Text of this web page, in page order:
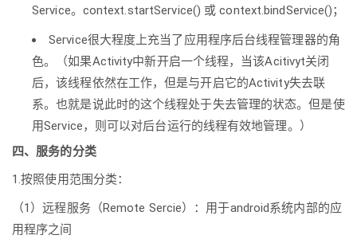
Service。context.startService() 或 context.bindService()；
Service很大程度上充当了应用程序后台线程管理器的角
色。（如果Activity中新开启一个线程，当该Acitivyt关闭
后，该线程依然在工作，但是与开启它的Activity失去联
系。也就是说此时的这个线程处于失去管理的状态。但是使
用Service，则可以对后台运行的线程有效地管理。）
四、服务的分类
1.按照使用范围分类：
（1）远程服务（Remote Sercie）：用于android系统内部的应
用程序之间